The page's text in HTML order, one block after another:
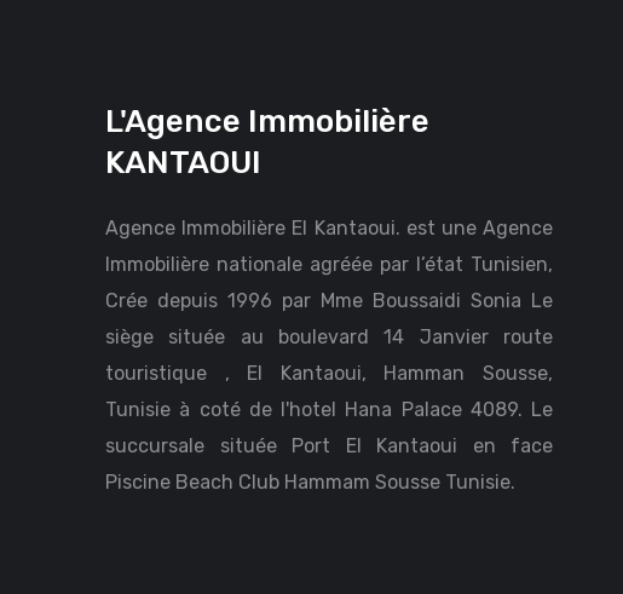
L'Agence Immobilière
KANTAOUI
Agence Immobilière El Kantaoui. est une Agence
Immobilière nationale agréée par l’état Tunisien,
Crée depuis 1996 par Mme Boussaidi Sonia Le
siège située au boulevard 14 Janvier route
touristique , El Kantaoui, Hamman Sousse,
Tunisie à coté de l'hotel Hana Palace 4089. Le
succursale située Port El Kantaoui en face
Piscine Beach Club Hammam Sousse Tunisie.